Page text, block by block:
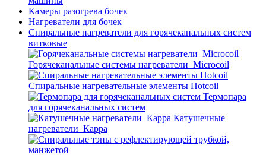
Камеры разогрева бочек
Нагреватели для бочек
Спиральные нагреватели для горячеканальных систем
витковые
Горячеканальные системы нагреватели_Microcoil
Спиральные нагревательные элементы Hotcoil
Термопара
для горячеканальных систем
Катушечные
нагреватели_Карра